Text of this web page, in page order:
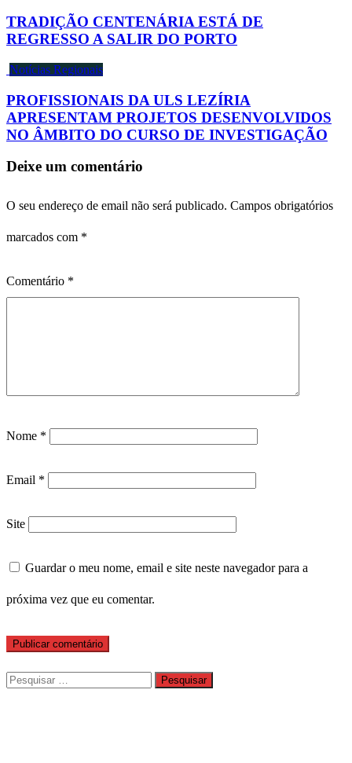
TRADIÇÃO CENTENÁRIA ESTÁ DE
REGRESSO A SALIR DO PORTO
Notícias Regionais
PROFISSIONAIS DA ULS LEZÍRIA
APRESENTAM PROJETOS DESENVOLVIDOS
NO ÂMBITO DO CURSO DE INVESTIGAÇÃO
Deixe um comentário
O seu endereço de email não será publicado. Campos obrigatórios
marcados com *
Comentário *
Nome *
Email *
Site
Guardar o meu nome, email e site neste navegador para a
próxima vez que eu comentar.
Pesquisar
por: